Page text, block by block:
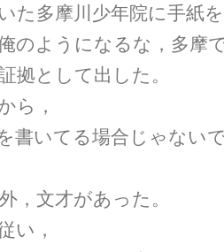
た多摩川少年院に手紙
のようになるな，多摩
拠として出した。
ら，
書いてる場合じゃない
，文才があった。
い，